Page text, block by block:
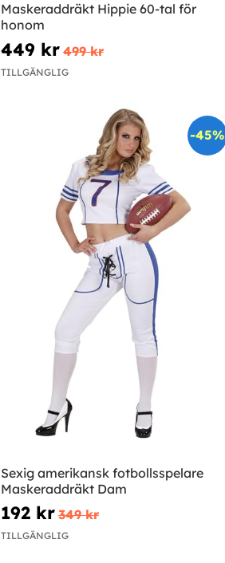
Maskeraddräkt Hippie 60-tal för
honom
449 kr 499 kr
TILLGÄNGLIG
-45%
Sexig amerikansk fotbollsspelare
Maskeraddräkt Dam
192 kr 349 kr
TILLGÄNGLIG